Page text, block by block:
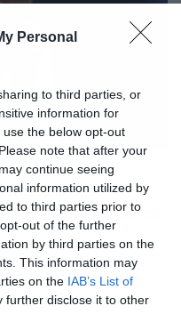
Personal
to third parties, or
information for
the below opt-out
note that after your
continue seeing
information utilized by
to third parties prior to
out of the further
by third parties on the
This information may
on the IAB’s List of
further disclose it to other
Κρίκο»
Δεν θα πιστεύετε
του στο παιχνίδι. Ο
σ’ ένα
να